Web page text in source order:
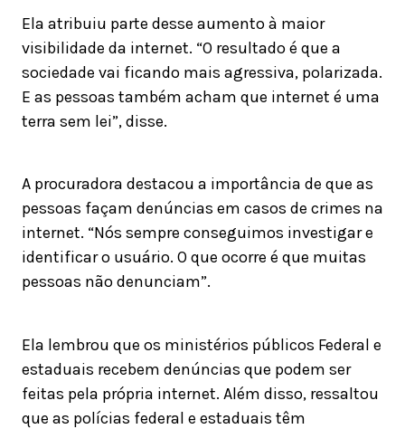
Ela atribuiu parte desse aumento à maior
visibilidade da internet. “O resultado é que a
sociedade vai ficando mais agressiva, polarizada.
E as pessoas também acham que internet é uma
terra sem lei”, disse.
A procuradora destacou a importância de que as
pessoas façam denúncias em casos de crimes na
internet. “Nós sempre conseguimos investigar e
identificar o usuário. O que ocorre é que muitas
pessoas não denunciam”.
Ela lembrou que os ministérios públicos Federal e
estaduais recebem denúncias que podem ser
feitas pela própria internet. Além disso, ressaltou
que as polícias federal e estaduais têm